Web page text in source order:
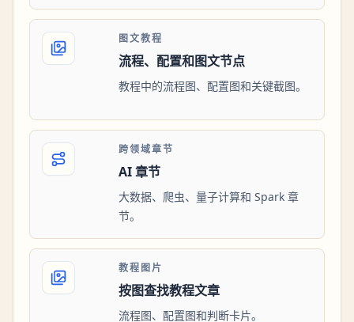
图文教程
流程、配置和图文节点
教程中的流程图、配置图和关键截图。
跨领域章节
AI 章节
大数据、爬虫、量子计算和 Spark 章
节。
教程图片
按图查找教程文章
流程图、配置图和判断卡片。